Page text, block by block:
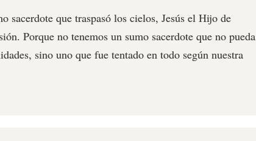
sacerdote que traspasó los cielos, Jesús el Hijo de
Porque no tenemos un sumo sacerdote que no pueda
sino uno que fue tentado en todo según nuestra